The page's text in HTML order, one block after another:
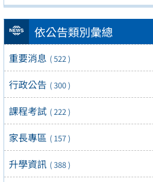
依公告類別彙總
重要消息 ( 522 )
行政公告 ( 300 )
課程考試 ( 222 )
家長專區 ( 157 )
升學資訊 ( 388 )